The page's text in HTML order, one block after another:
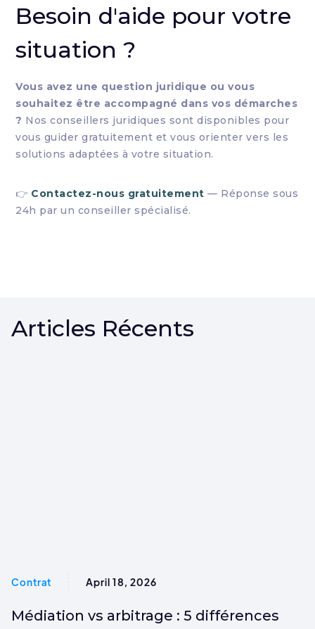
Besoin d'aide pour votre
situation ?
Vous avez une question juridique ou vous
souhaitez être accompagné dans vos démarches
? Nos conseillers juridiques sont disponibles pour
vous guider gratuitement et vous orienter vers les
solutions adaptées à votre situation.
👉 Contactez-nous gratuitement — Réponse sous
24h par un conseiller spécialisé.
Articles Récents
Contrat April 18, 2026
Médiation vs arbitrage : 5 différences